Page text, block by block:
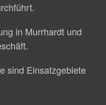
in Murrhardt und
sind Einsatzgebiete